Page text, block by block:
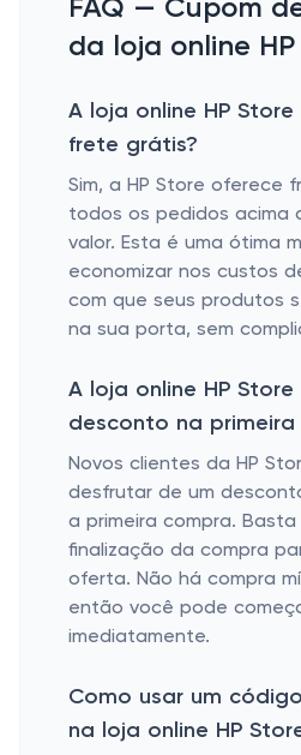
FAQ — Cupom
da loja online HP
A loja online HP
frete grátis?
Sim, a HP Store oferece
todos os pedidos acima
valor. Esta é uma ótima
economizar nos custos
com que seus produtos
na sua porta, sem
A loja online HP
desconto na primeira
Novos clientes da HP
desfrutar de um
a primeira compra.
finalização da compra
oferta. Não há compra
então você pode
imediatamente.
Como usar um
na loja online HP